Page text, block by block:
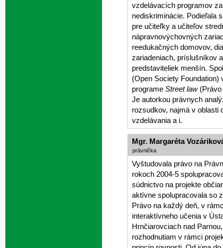
vzdelávacích programov
nediskriminácie. Podieľala
pre učiteľky a učiteľov
nápravnovýchovných
reedukačných domovov,
zariadeniach, príslušníkov
predstaviteliek menšín.
(Open Society
programeStreet law(Právo
Je autorkou právnych
rozsudkov, najmä v oblasti
vzdelávania a i.
Mgr. Margaréta
právnička
Vyštudovala právo na
rokoch 2004-5
súdnictvo na projekte
aktívne spolupracovala so
Právo na každý deň, v
interaktívneho učenia v
Hrnčiarovciach nad
rozhodnutiam v rámci